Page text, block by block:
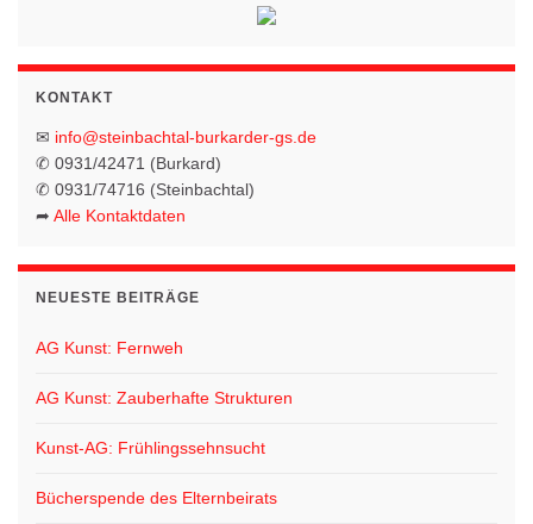
KONTAKT
✉ info@steinbachtal-burkarder-gs.de
✆ 0931/42471 (Burkard)
✆ 0931/74716 (Steinbachtal)
➦ Alle Kontaktdaten
NEUESTE BEITRÄGE
AG Kunst: Fernweh
AG Kunst: Zauberhafte Strukturen
Kunst-AG: Frühlingssehnsucht
Bücherspende des Elternbeirats